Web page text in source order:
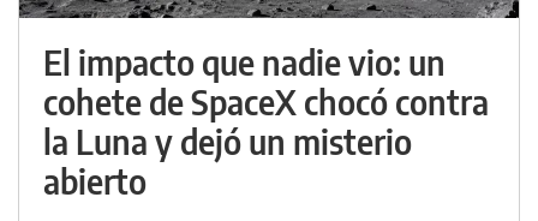
El impacto que nadie vio: un
cohete de SpaceX chocó contra
la Luna y dejó un misterio
abierto